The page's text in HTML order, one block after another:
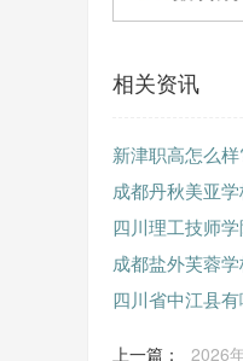
相关资讯
新津职高怎么
成都丹秋美亚
四川理工技师
成都盐外芙蓉
四川省中江县
上一篇： 2026